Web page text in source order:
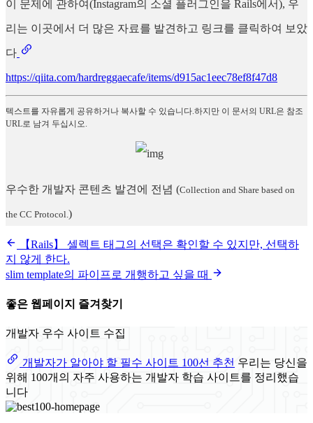
이 문제에 관하여(Instagram의 소셜 플러그인을 Rails에서), 우
리는 이곳에서 더 많은 자료를 발견하고 링크를 클릭하여 보았
다
https://qiita.com/hardreggaecafe/items/d915ac1eec78ef8f47d8
텍스트를 자유롭게 공유하거나 복사할 수 있습니다.하지만 이 문서의 URL은 참조
URL로 남겨 두십시오.
우수한 개발자 콘텐츠 발견에 전념 (Collection and Share based on
the CC Protocol. )
【Rails】 셀렉트 태그의 선택은 확인할 수 있지만, 선택하
지 않게 한다.
slim template의 파이프로 개행하고 싶을 때
좋은 웹페이지 즐겨찾기
개발자 우수 사이트 수집
개발자가 알아야 할 필수 사이트 100선 추천 우리는 당신을
위해 100개의 자주 사용하는 개발자 학습 사이트를 정리했습
니다